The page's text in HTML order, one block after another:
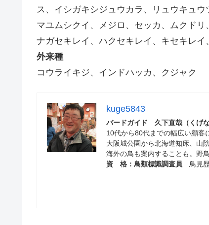
ス、イシガキシジュウカラ、リュウキュ
マユムシクイ、メジロ、セッカ、ムクド
ナガセキレイ、ハクセキレイ、キセキレイ
外来種
コウライキジ、インドハッカ、クジャク
kuge5843
バードガイド 久下直哉（くげ
10代から80代までの幅広い顧客
大阪城公園から北海道知床、山
海外の鳥も案内することも。野
資 格：鳥類標識調査員 鳥見